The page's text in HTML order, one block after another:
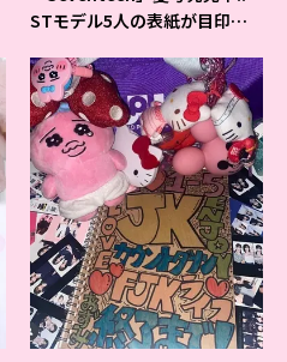
STモデル5人の表紙が目印だ